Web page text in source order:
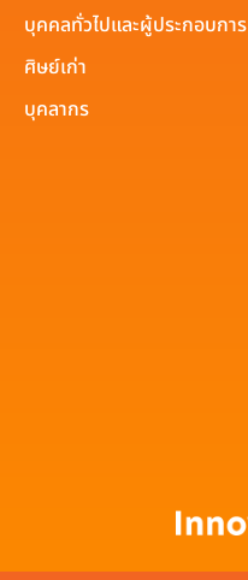
บุคคลทั่วไปและผู้ประกอบการ
ศิษย์เก่า
บุคลากร